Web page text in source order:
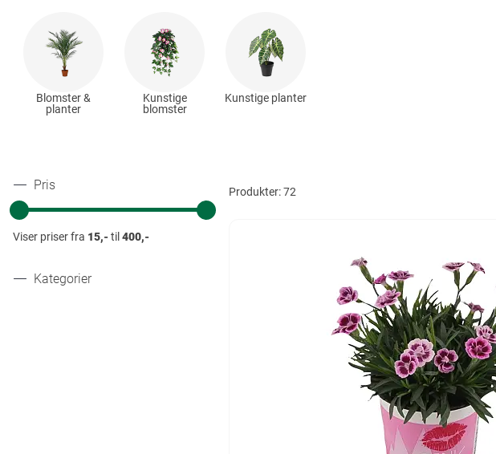
Blomster &
planter
Kunstige
blomster
Kunstige planter
Produkter:72
Pris
Viser priser fra 15,-til 400,-
Kategorier